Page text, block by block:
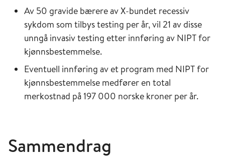
Av 50 gravide bærere av X-bundet recessiv
sykdom som tilbys testing per år, vil 21 av disse
unngå invasiv testing etter innføring av NIPT for
kjønnsbestemmelse.
Eventuell innføring av et program med NIPT for
kjønnsbestemmelse medfører en total
merkostnad på 197 000 norske kroner per år.
Sammendrag